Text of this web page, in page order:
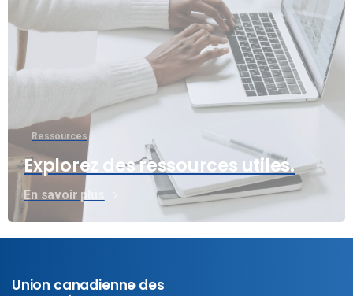
Ressources
Explorez des ressources utiles.
En savoir plus
Union canadienne des